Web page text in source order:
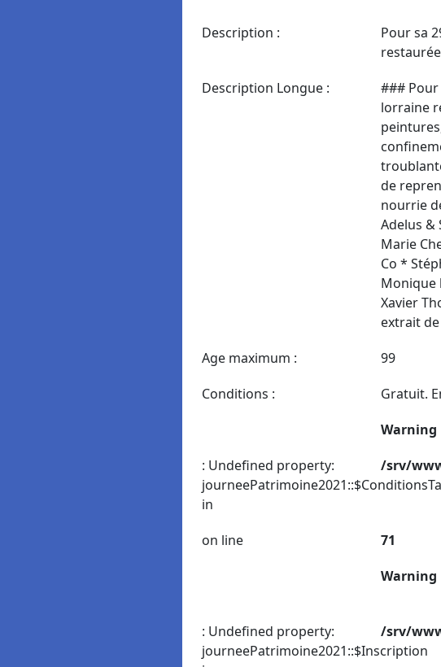
Description :
Pour sa
Description Longue :
###
lorraine
de
nourrie
Adelus &
Marie
Co *
Monique
Xavier
extrait
Age maximum :
99
Conditions :
Gratuit.
Warning
: Undefined property:
in
/srv/
on line
71
Warning
: Undefined property:
journeePatrimoine2021::$Inscription
/srv/